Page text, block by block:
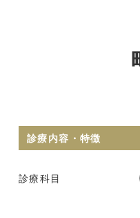
診療内容・特徴
診療科目